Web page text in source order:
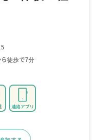
徒歩で7分
連絡アプリ